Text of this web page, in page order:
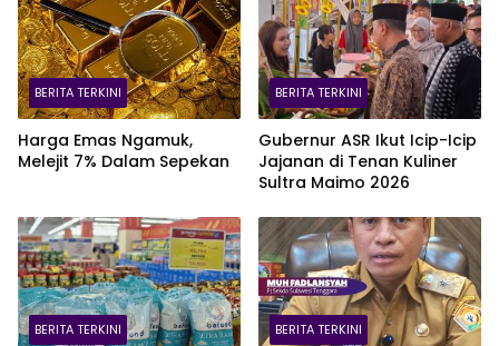
BERITA TERKINI
Harga Emas Ngamuk,
Melejit 7% Dalam Sepekan
BERITA TERKINI
Gubernur ASR Ikut Icip-Icip
Jajanan di Tenan Kuliner
Sultra Maimo 2026
BERITA TERKINI BERITA TERKINI